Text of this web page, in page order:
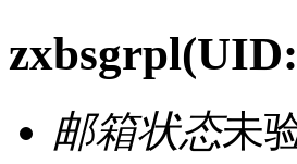
zxbsgrpl
邮箱状态未